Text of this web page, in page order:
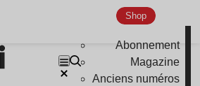
Shop
Abonnement
Magazine
Anciens numéros